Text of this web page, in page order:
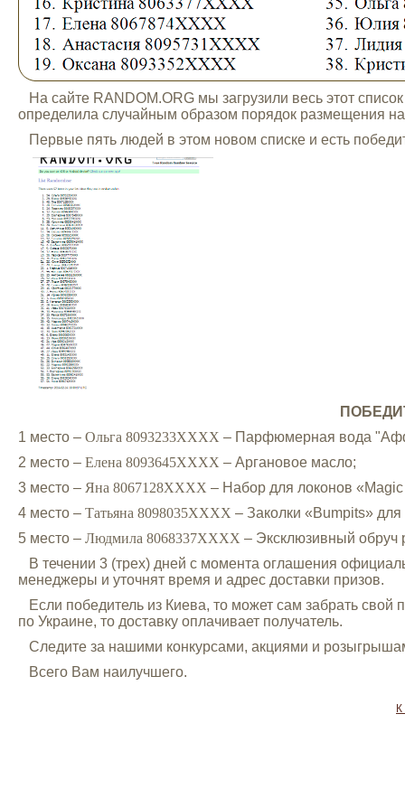
На сайте RANDOM.ORG мы загрузили весь этот
определила случайным образом порядок размещения
Первые пять людей в этом новом списке и есть
1 место – Ольга 8093233ХХХХ – Парфюмерная вода
2 место – Елена 8093645ХХХХ – Аргановое масло;
3 место – Яна 8067128ХХХХ – Набор для локонов
4 место – Татьяна 8098035ХХХХ – Заколки «Bumpits»
5 место – Людмила 8068337ХХХХ – Эксклюзивный обруч
В течении 3 (трех) дней с момента оглашения
менеджеры и уточнят время и адрес доставки призов.
Если победитель из Киева, то может сам забрать
по Украине, то доставку оплачивает получатель.
Следите за нашими конкурсами, акциями и
Всего Вам наилучшего.